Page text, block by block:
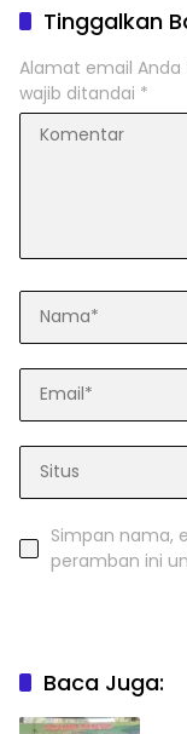
Tinggalkan
Alamat email Anda
wajib ditandai *
Simpan nama,
peramban ini
Baca Juga: